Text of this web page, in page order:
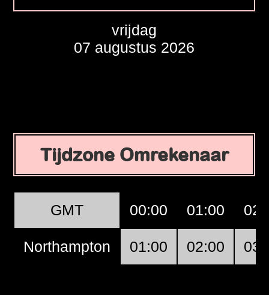
vrijdag
07 augustus 2026
Tijdzone Omrekenaar
GMT 00:00 01:00
Northampton 01:00 02:00